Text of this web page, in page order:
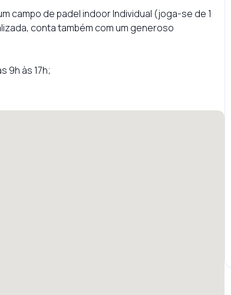
campo de padel indoor Individual (joga-se de 1
conta também com um generoso
9h às 17h;